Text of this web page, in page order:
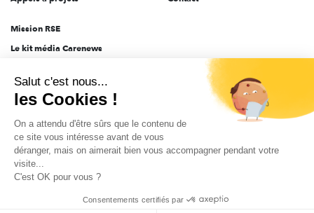
Mission RSE
Le kit média Carenews
AEF info
Novethic
PRODURABLE
Inclusiv Day
Données personnelles Mentions légales 2025-2026 Tout droits réservés
Salut c'est nous...
les Cookies !
On a attendu d'être sûrs que le contenu de
ce site vous intéresse avant de vous
déranger, mais on aimerait bien vous accompagner pendant votre
visite...
C'est OK pour vous ?
Consentements certifiés par